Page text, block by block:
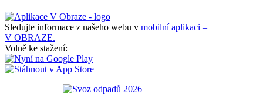
Sledujte informace z našeho webu v mobilní aplikaci –
V OBRAZE.
Volně ke stažení: